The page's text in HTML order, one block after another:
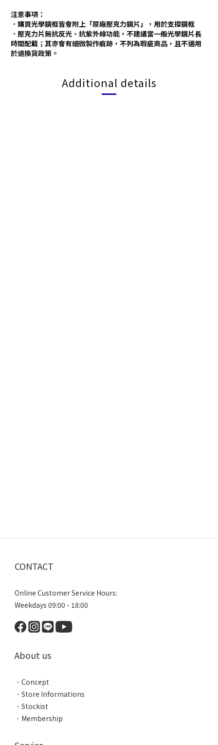
注意事項：
．購買光學鏡框皆會附上「原廠壓克力鏡片」，用於支撐鏡框
．壓克力片無抗反光、抗紫外線功能，不建議當一般光學鏡片長
時間配戴；其亦會有細微製作痕跡，不列為瑕疵商品，且不適用
於退換貨政策。
Additional details
CONTACT
Online Customer Service Hours:
Weekdays 09:00 - 18:00
About us
． Concept
． Store Informations
． Stockist
． Membership